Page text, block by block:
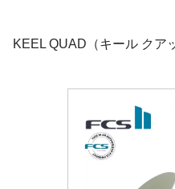
KEEL QUAD（キール クア